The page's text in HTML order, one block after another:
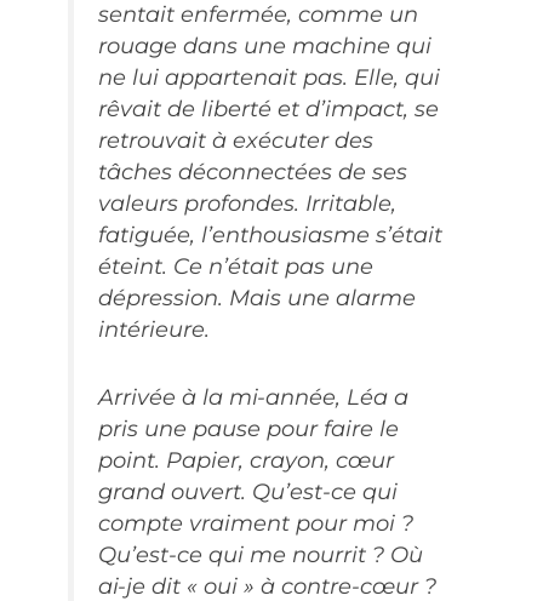
sentait enfermée, comme un
rouage dans une machine qui
ne lui appartenait pas. Elle, qui
rêvait de liberté et d’impact, se
retrouvait à exécuter des
tâches déconnectées de ses
valeurs profondes. Irritable,
fatiguée, l’enthousiasme s’était
éteint. Ce n’était pas une
dépression. Mais une alarme
intérieure.
Arrivée à la mi-année, Léa a
pris une pause pour faire le
point. Papier, crayon, cœur
grand ouvert. Qu’est-ce qui
compte vraiment pour moi ?
Qu’est-ce qui me nourrit ? Où
ai-je dit « oui » à contre-cœur ?